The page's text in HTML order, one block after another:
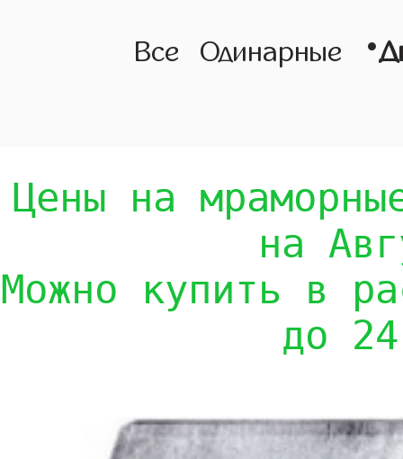
Все Одинарные •
Цены на
на
Можно купить в
до